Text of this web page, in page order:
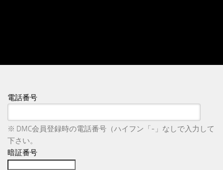
電話番号
※ DMC会員登録時の電話番号（ハイフン「-」なしで入力して
下さい。
暗証番号